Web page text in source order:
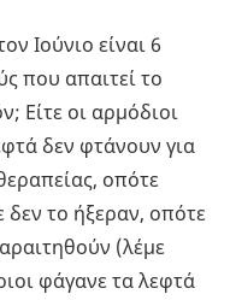
Ιούνιο είναι 6
που απαιτεί το
Είτε οι αρμόδιοι
δεν φτάνουν για
οπότε
δεν το ήξεραν, οπότε
(λέμε
φάγανε τα λεφτά